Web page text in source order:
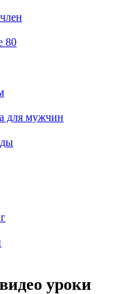
80
для мужчин
уроки